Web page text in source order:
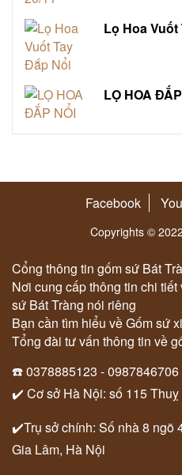
Lọ Hoa
LỌ HOA
Facebook
Copyrights ©
Cổng thông tin gốm sứ Bát
Nơi cung cấp thông tin chi
sứ Bát Tràng nói riêng
Bạn cần tìm hiểu về Gốm sứ
Tổng đài tư vấn thông tin về
☎️ 0378885123 - 0987846706
✔️ Cơ sở Hà Nội: số 115
✔️Trụ sở chính: Số nhà 8 ngõ
Gia Lâm, Hà Nội